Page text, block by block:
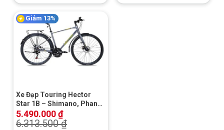
Giảm 13%
Xe Đạp Touring Hector
Star 1B – Shimano, Phanh
Đĩa Cơ
5.490.000₫
6.313.500₫